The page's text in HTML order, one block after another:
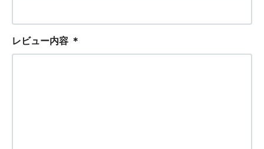
レビュー内容 ＊